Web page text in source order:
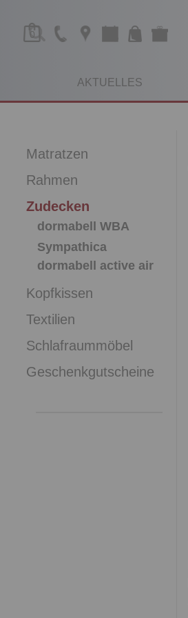
0
AKTUELLES
Matratzen
Rahmen
Zudecken
dormabell WBA
Sympathica
dormabell active air
Kopfkissen
Textilien
Schlafraummöbel
Geschenkgutscheine